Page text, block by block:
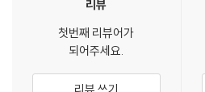
리뷰
첫번째 리뷰어가
되어주세요.